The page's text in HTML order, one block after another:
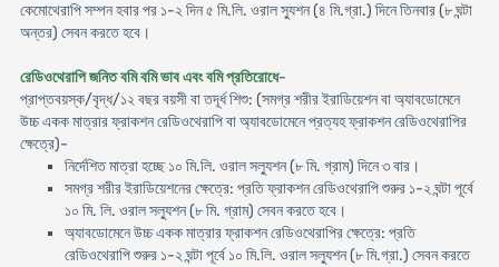
কেমােথেরাপি সম্পন হবার পর ১-২ দিন ৫ মি.লি. ওরাল স্যুশন (৪ মি.গ্রা.) দিনে তিনবার (৮ ঘন্টা
অন্তর) সেবন করতে হবে।
রেডিওথেরাপি জনিত বমি বমি ভাব এবং বমি প্রতিরােধে-
প্রাপ্তবয়স্ক/বৃদ্ধ/১২ বছর বয়সী বা তদূর্ধ শিশু: (সমগ্র শরীর ইরাডিয়েশন বা অ্যাবডােমেনে
উচ্চ একক মাত্রার ফ্রাকশন রেডিওথেরাপি বা অ্যাবডােমেনে প্রত্যহ ফ্রাকশন রেডিওথেরাপির
ক্ষেত্রে)-
নির্দেশিত মাত্রা হচ্ছে ১০ মি.লি. ওরাল সল্যুশন (৮ মি. গ্রাম) দিনে ৩ বার।
সমগ্র শরীর ইরাডিয়েশনের ক্ষেত্রে: প্রতি ফ্রাকশন রেডিওথেরাপি শুরুর ১-২ ঘন্টা পূর্বে
১০ মি. লি. ওরাল সল্যুশন (৮ মি. গ্রাম) সেবন করতে হবে।
অ্যাবডােমেনে উচ্চ একক মাত্রার ফ্রাকশন রেডিওথেরাপির ক্ষেত্রে: প্রতি
রেডিওথেরাপি শুরুর ১-২ ঘন্টা পূর্বে ১০ মি.লি. ওরাল সল্যুশন (৮ মি.গ্রা.) সেবন করতে